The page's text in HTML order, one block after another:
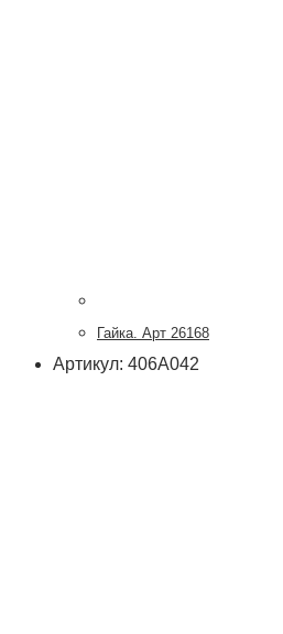
Гайка. Арт 26168
Артикул: 406А042